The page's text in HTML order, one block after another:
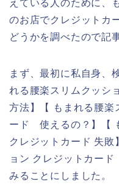
えている人のために、
のお店でクレジットカ
どうかを調べたので記
まず、最初に私自身、
れる腰楽スリムクッシ
方法】【 もまれる腰楽
ード 使えるの？】【
クレジットカード 失敗
ョン クレジットカー
みることにしました。